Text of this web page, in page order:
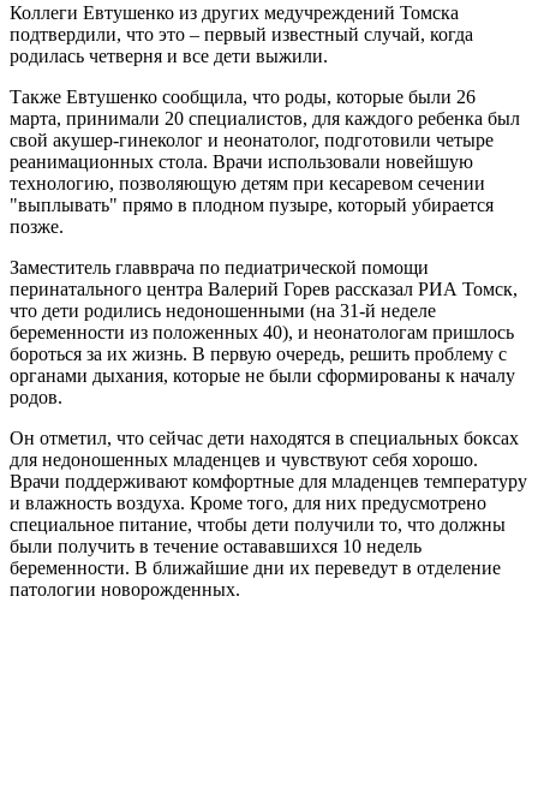
Коллеги Евтушенко из других медучреждений Томска
подтвердили, что это – первый известный случай, когда
родилась четверня и все дети выжили.
Также Евтушенко сообщила, что роды, которые были 26
марта, принимали 20 специалистов, для каждого ребенка был
свой акушер-гинеколог и неонатолог, подготовили четыре
реанимационных стола. Врачи использовали новейшую
технологию, позволяющую детям при кесаревом сечении
"выплывать" прямо в плодном пузыре, который убирается
позже.
Заместитель главврача по педиатрической помощи
перинатального центра Валерий Горев рассказал РИА Томск,
что дети родились недоношенными (на 31-й неделе
беременности из положенных 40), и неонатологам пришлось
бороться за их жизнь. В первую очередь, решить проблему с
органами дыхания, которые не были сформированы к началу
родов.
Он отметил, что сейчас дети находятся в специальных боксах
для недоношенных младенцев и чувствуют себя хорошо.
Врачи поддерживают комфортные для младенцев температуру
и влажность воздуха. Кроме того, для них предусмотрено
специальное питание, чтобы дети получили то, что должны
были получить в течение остававшихся 10 недель
беременности. В ближайшие дни их переведут в отделение
патологии новорожденных.